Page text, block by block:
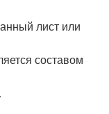
лист или
составом